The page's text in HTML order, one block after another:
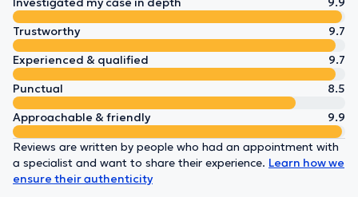
Trustworthy
9.7
Experienced & qualified
9.7
Punctual
8.5
Approachable & friendly
9.9
Reviews are written by people who had an appointment with
a specialist and want to share their experience. Learn how we
ensure their authenticity